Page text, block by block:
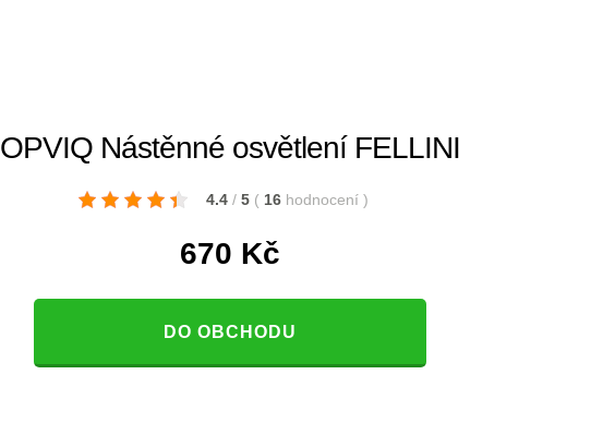
OPVIQ Nástěnné osvětlení FELLINI
4.4 / 5 ( 16 hodnocení )
670 Kč
DO OBCHODU